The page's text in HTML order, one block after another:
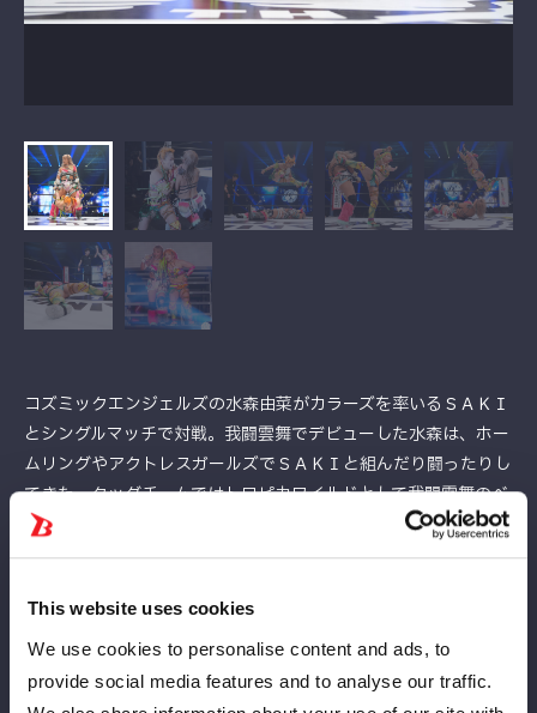
This website uses cookies
We use cookies to personalise content and ads, to
provide social media features and to analyse our traffic.
コズミックエンジェルズの水森由菜がカラーズを率いるＳＡＫＩ
とシングルマッチで対戦。我闘雲舞でデビューした水森は、ホー
ムリングやアクトレスガールズでＳＡＫＩと組んだり闘ったりし
てきた。タッグチームではトロピカワイルドとして我闘雲舞のベ
ルトも巻いている。そんな２人がシングルマッチで再会。水森は
ＳＡＫＩからのシングル初勝利を狙うが…。
で一気に組み合い、水森が押し込む。ロープへの振り合いで水森
がラリアット、ＳＡＫＩがかわして睨み合い。エルボーの応酬か
ら水森が連打、ＳＡＫＩが反転して連打する。水森が連打すると
ＳＡＫＩがカンパーナ。ＳＡＫＩはサソリ固め。水森がエスケー